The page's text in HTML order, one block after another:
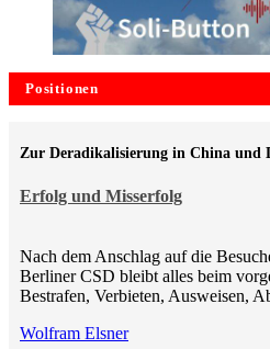
Positionen
Erfolg und Misserfolg
Zur Deradikalisierung in China und
Nach dem Anschlag auf die
Berliner CSD bleibt alles beim
Bestrafen, Verbieten, Ausweisen,
Wolfram Elsner